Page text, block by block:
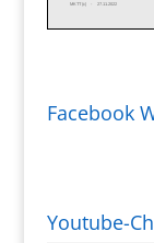
Facebook
Youtube-